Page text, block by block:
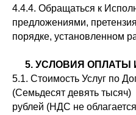
4.4.4. Обращаться к
предложениями,
порядке, установленном
5. УСЛОВИЯ ОПЛАТЫ
5.1. Стоимость Услуг по
(Семьдесят девять тысяч)
рублей (НДС не